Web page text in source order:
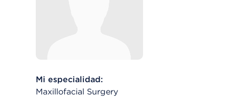
Mi especialidad:
Maxillofacial Surgery